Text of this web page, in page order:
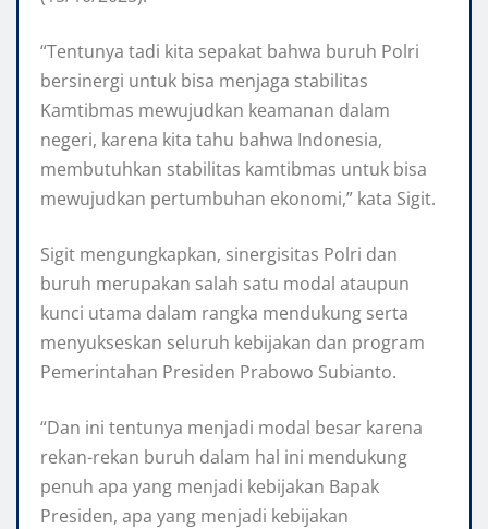
“Tentunya tadi kita sepakat bahwa buruh Polri
bersinergi untuk bisa menjaga stabilitas
Kamtibmas mewujudkan keamanan dalam
negeri, karena kita tahu bahwa Indonesia,
membutuhkan stabilitas kamtibmas untuk bisa
mewujudkan pertumbuhan ekonomi,” kata Sigit.
Sigit mengungkapkan, sinergisitas Polri dan
buruh merupakan salah satu modal ataupun
kunci utama dalam rangka mendukung serta
menyukseskan seluruh kebijakan dan program
Pemerintahan Presiden Prabowo Subianto.
“Dan ini tentunya menjadi modal besar karena
rekan-rekan buruh dalam hal ini mendukung
penuh apa yang menjadi kebijakan Bapak
Presiden, apa yang menjadi kebijakan